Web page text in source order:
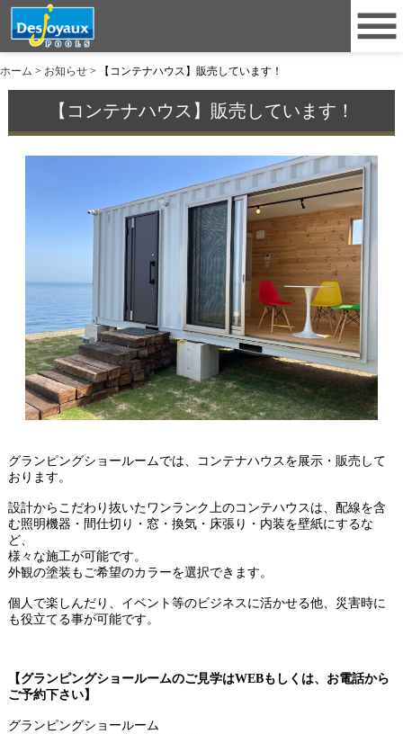
ホーム > お知らせ > 【コンテナハウス】販売しています！
【コンテナハウス】販売しています！
グランピングショールームでは、コンテナハウスを展示・販売して
おります。
設計からこだわり抜いたワンランク上のコンテハウスは、配線を含
む照明機器・間仕切り・窓・換気・床張り・内装を壁紙にするな
ど、
様々な施工が可能です。
外観の塗装もご希望のカラーを選択できます。
個人で楽しんだり、イベント等のビジネスに活かせる他、災害時に
も役立てる事が可能です。
【グランピングショールームのご見学はWEBもしくは、お電話から
ご予約下さい】
グランピングショールーム